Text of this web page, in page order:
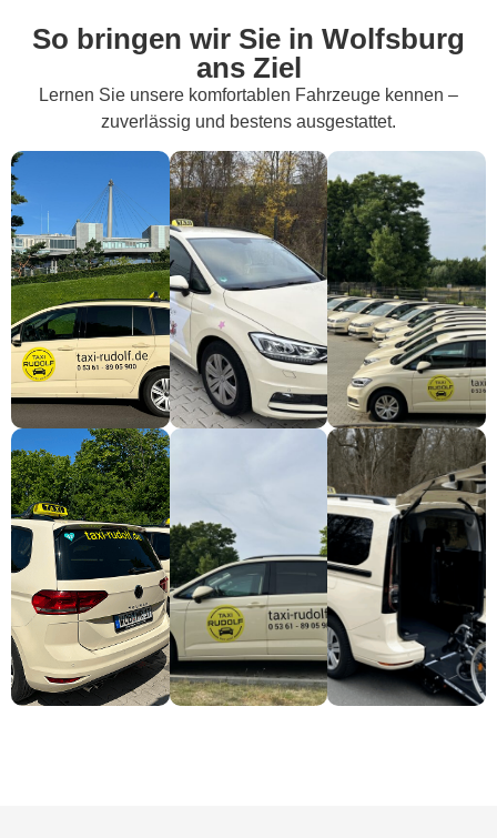
So bringen wir Sie in Wolfsburg
ans Ziel
Lernen Sie unsere komfortablen Fahrzeuge kennen –
zuverlässig und bestens ausgestattet.